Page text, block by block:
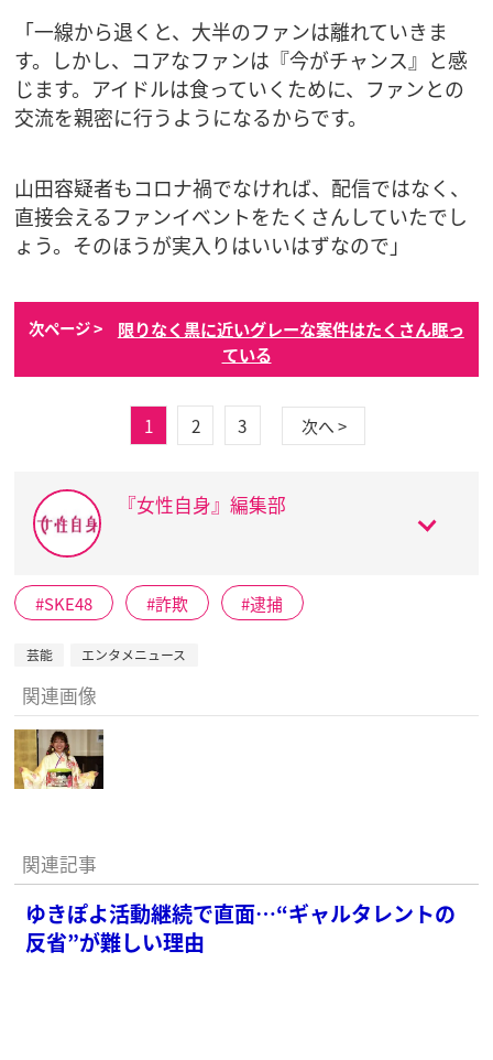
「一線から退くと、大半のファンは離れていきま
す。しかし、コアなファンは『今がチャンス』と感
じます。アイドルは食っていくために、ファンとの
交流を親密に行うようになるからです。
山田容疑者もコロナ禍でなければ、配信ではなく、
直接会えるファンイベントをたくさんしていたでし
ょう。そのほうが実入りはいいはずなので」
次ページ >
限りなく黒に近いグレーな案件はたくさん眠っ
ている
1 2 3 次へ >
『女性自身』編集部
SKE48 詐欺 逮捕
芸能 エンタメニュース
関連画像
関連記事
ゆきぽよ活動継続で直面…“ギャルタレントの
反省”が難しい理由